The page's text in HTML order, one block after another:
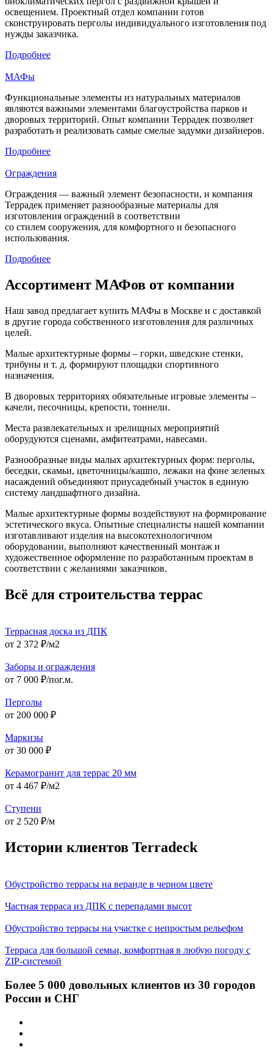
освещением. Проектный отдел компании готов
сконструировать перголы индивидуального изготовления под
нужды заказчика.
Подробнее
МАФы
Функциональные элементы из натуральных материалов
являются важными элементами благоустройства парков и
дворовых территорий. Опыт компании Террадек позволяет
разработать и реализовать самые смелые задумки дизайнеров.
Подробнее
Ограждения
Ограждения — важный элемент безопасности, и компания
Террадек применяет разнообразные материалы для
изготовления ограждений в соответствии
со стилем сооружения, для комфортного и безопасного
использования.
Подробнее
Ассортимент МАФов от компании
Наш завод предлагает купить МАФы в Москве и с доставкой
в другие города собственного изготовления для различных
целей.
Малые архитектурные формы – горки, шведские стенки,
трибуны и т. д. формируют площадки спортивного
назначения.
В дворовых территориях обязательные игровые элементы –
качели, песочницы, крепости, тоннели.
Места развлекательных и зрелищных мероприятий
оборудуются сценами, амфитеатрами, навесами.
Разнообразные виды малых архитектурных форм: перголы,
беседки, скамьи, цветочницы/кашпо, лежаки на фоне зеленых
насаждений объединяют приусадебный участок в единую
систему ландшафтного дизайна.
Малые архитектурные формы воздействуют на формирование
эстетического вкуса. Опытные специалисты нашей компании
изготавливают изделия на высокотехнологичном
оборудовании, выполняют качественный монтаж и
художественное оформление по разработанным проектам в
соответствии с желаниями заказчиков.
Всё для строительства террас
Террасная доска из ДПК
от 2 372 ₽/м2
Заборы и ограждения
от 7 000 ₽/пог.м.
Перголы
от 200 000 ₽
Маркизы
от 30 000 ₽
Керамогранит для террас 20 мм
от 4 467 ₽/м2
Ступени
от 2 520 ₽/м
Истории клиентов Terradeck
Обустройство террасы на веранде в черном цвете
Частная терраса из ДПК с перепадами высот
Обустройство террасы на участке с непростым рельефом
Терраса для большой семьи, комфортная в любую погоду с
ZIP-системой
Более 5 000 довольных клиентов из 30 городов
России и СНГ